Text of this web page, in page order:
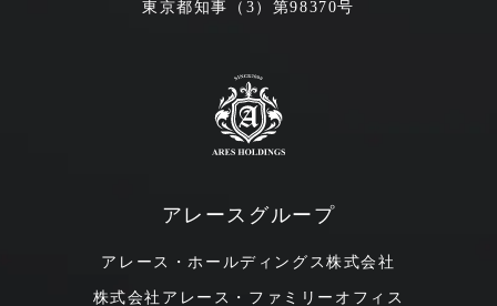
東京都知事（3）第98370号
アレースグループ
アレース・ホールディングス株式会社
株式会社アレース・ファミリーオフィス